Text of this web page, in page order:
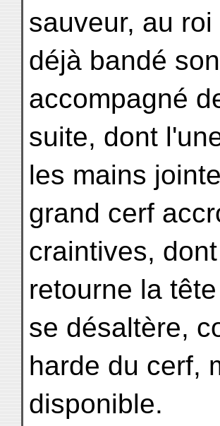
sauveur, au
déjà bandé
accompagné
suite, dont
les mains
grand cerf
craintives,
retourne la
se désaltère,
harde du cerf,
disponible.